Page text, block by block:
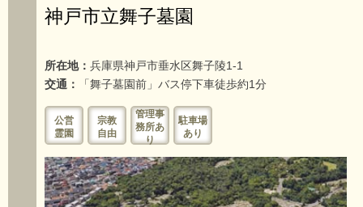
神戸市立舞子墓園
所在地： 兵庫県神戸市垂水区舞子陵1-1
交通：
「舞子墓園前」バス停下車徒歩約1分
公営
霊園
宗教
自由
管理事
務所あ
り
駐車場
あり